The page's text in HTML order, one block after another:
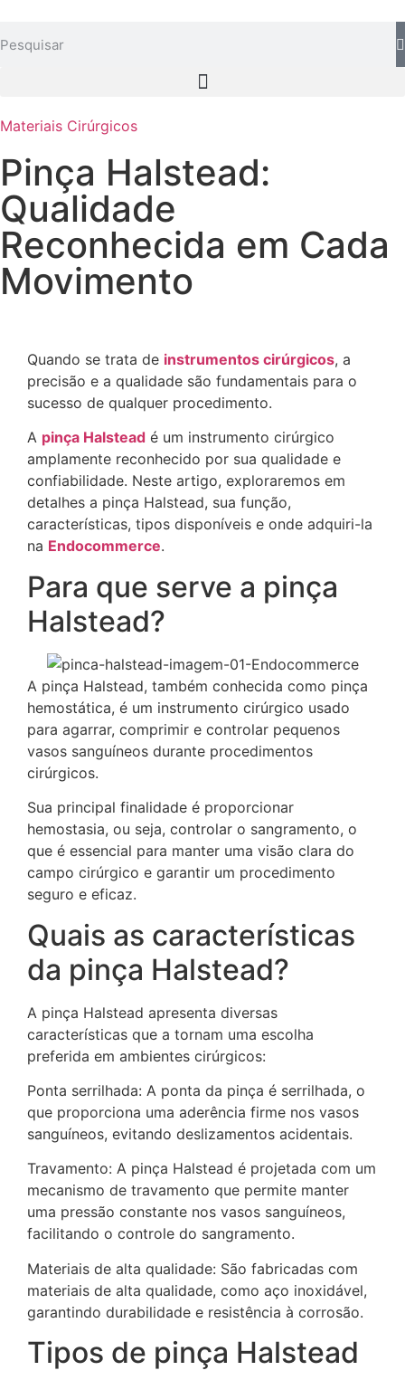
Materiais Cirúrgicos
Pinça Halstead:
Qualidade
Reconhecida em Cada
Movimento
Quando se trata de instrumentos cirúrgicos, a
precisão e a qualidade são fundamentais para o
sucesso de qualquer procedimento.
A pinça Halstead é um instrumento cirúrgico
amplamente reconhecido por sua qualidade e
confiabilidade. Neste artigo, exploraremos em
detalhes a pinça Halstead, sua função,
características, tipos disponíveis e onde adquiri-la
na Endocommerce.
Para que serve a pinça
Halstead?
A pinça Halstead, também conhecida como pinça
hemostática, é um instrumento cirúrgico usado
para agarrar, comprimir e controlar pequenos
vasos sanguíneos durante procedimentos
cirúrgicos.
Sua principal finalidade é proporcionar
hemostasia, ou seja, controlar o sangramento, o
que é essencial para manter uma visão clara do
campo cirúrgico e garantir um procedimento
seguro e eficaz.
Quais as características
da pinça Halstead?
A pinça Halstead apresenta diversas
características que a tornam uma escolha
preferida em ambientes cirúrgicos:
Ponta serrilhada: A ponta da pinça é serrilhada, o
que proporciona uma aderência firme nos vasos
sanguíneos, evitando deslizamentos acidentais.
Travamento: A pinça Halstead é projetada com um
mecanismo de travamento que permite manter
uma pressão constante nos vasos sanguíneos,
facilitando o controle do sangramento.
Materiais de alta qualidade: São fabricadas com
materiais de alta qualidade, como aço inoxidável,
garantindo durabilidade e resistência à corrosão.
Tipos de pinça Halstead